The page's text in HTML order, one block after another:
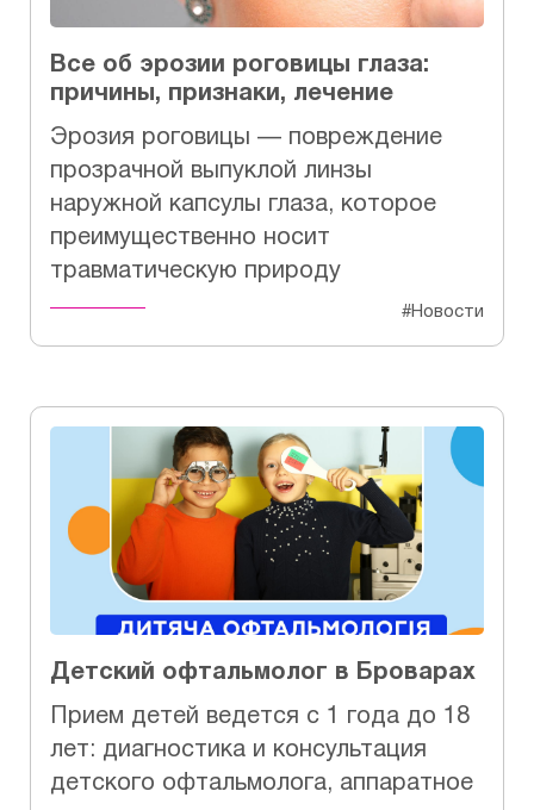
Все об эрозии роговицы глаза:
причины, признаки, лечение
Эрозия роговицы — повреждение
прозрачной выпуклой линзы
наружной капсулы глаза, которое
преимущественно носит
травматическую природу
#Новости
Детский офтальмолог в Броварах
Прием детей ведется с 1 года до 18
лет: диагностика и консультация
детского офтальмолога, аппаратное